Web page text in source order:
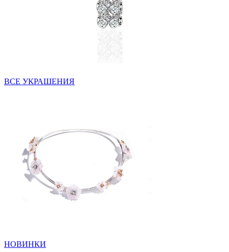
ВСЕ УКРАШЕНИЯ
НОВИНКИ